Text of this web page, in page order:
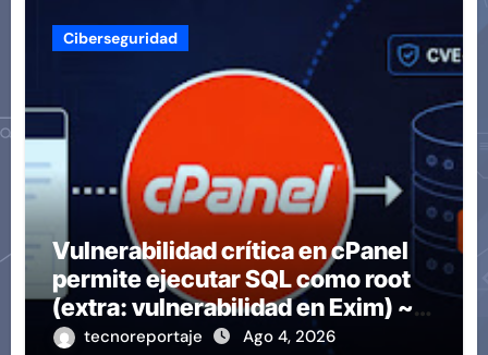
Ciberseguridad
Vulnerabilidad crítica en cPanel
permite ejecutar SQL como root
(extra: vulnerabilidad en Exim) ~
Segu-Info
tecnoreportaje Ago 4, 2026